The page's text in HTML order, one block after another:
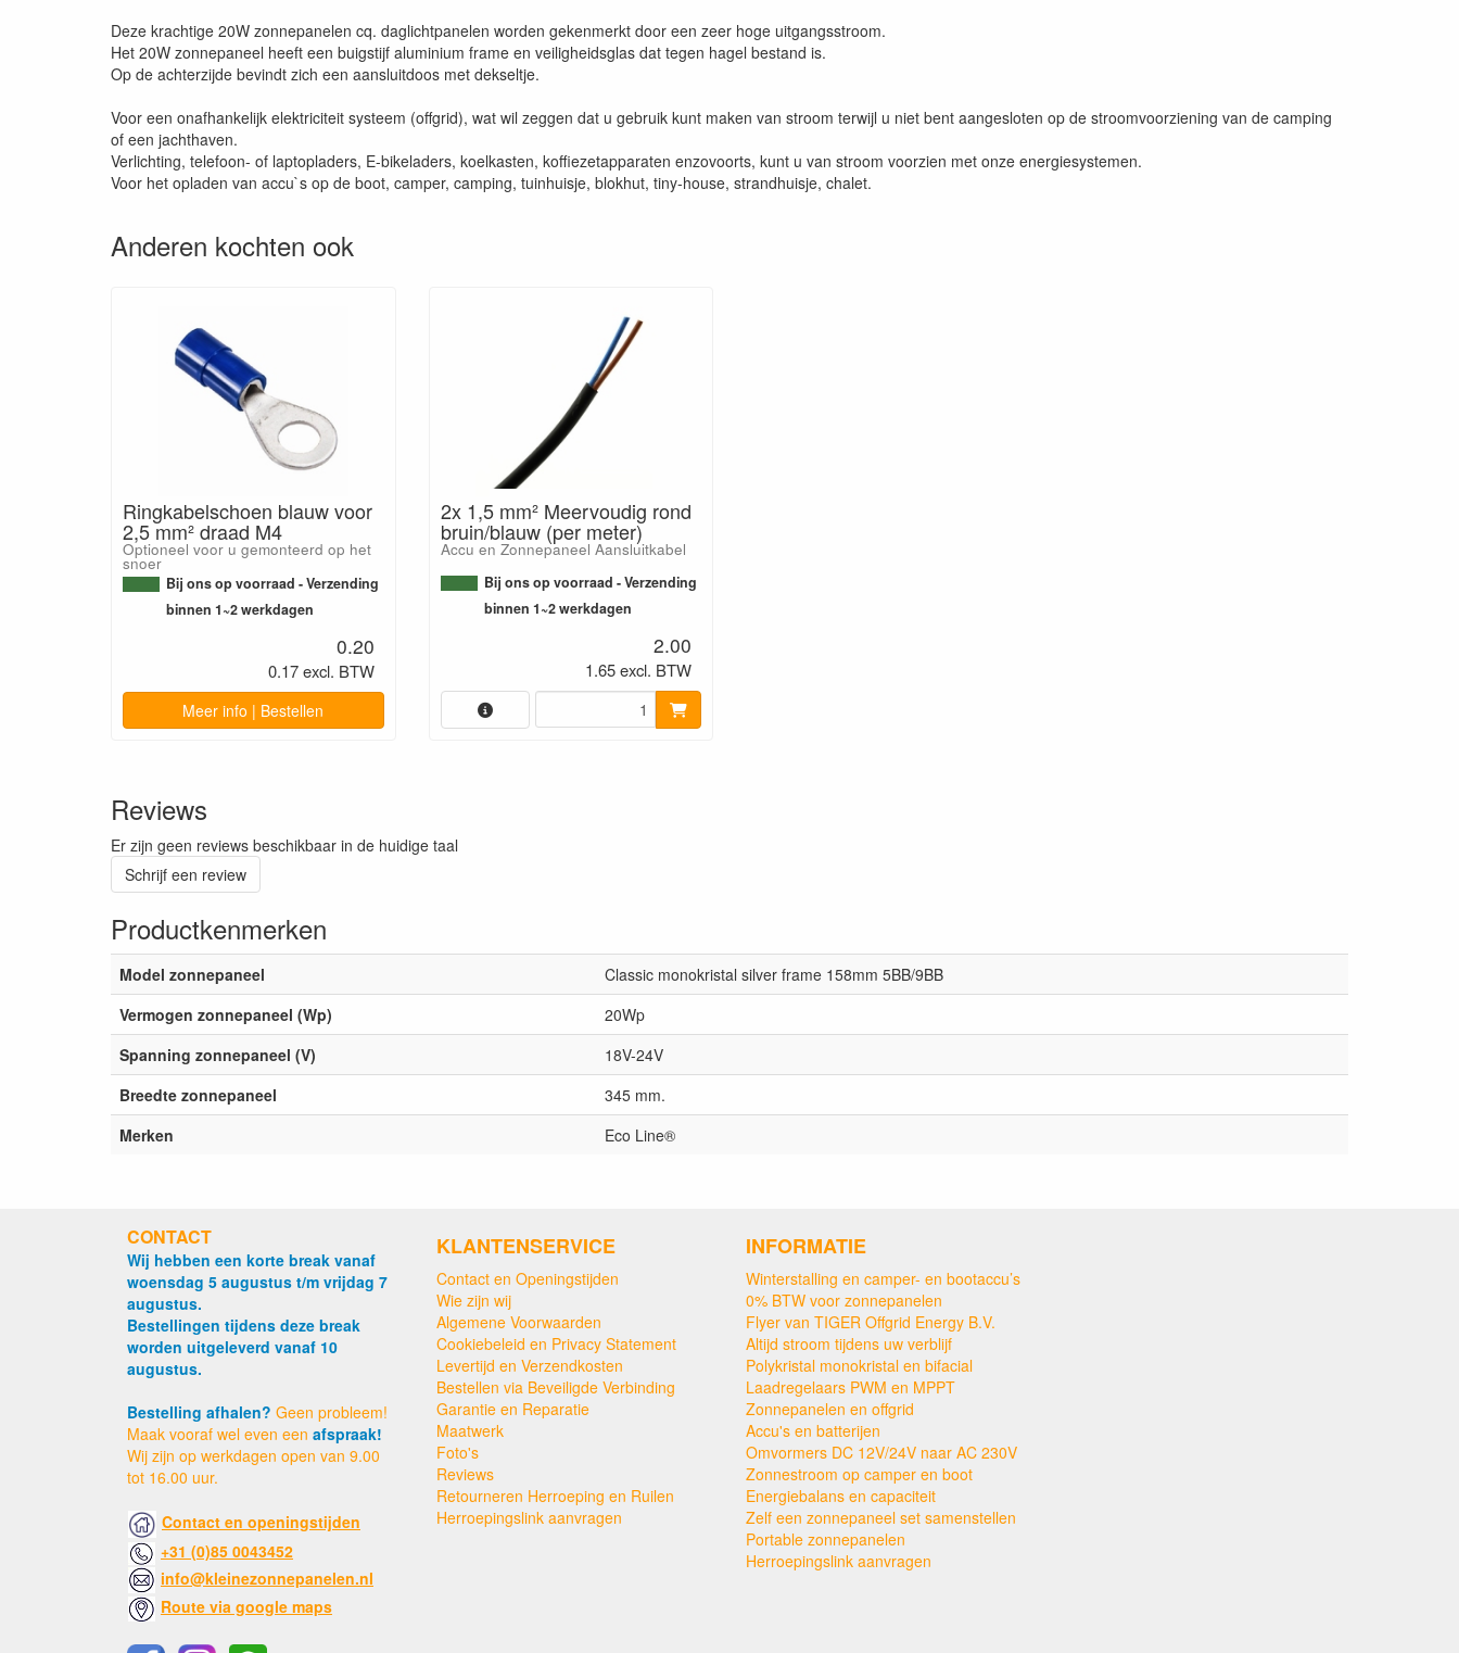
Deze krachtige 20W zonnepanelen cq. daglichtpanelen worden gekenmerkt door een zeer hoge uitgangsstroom.
Het 20W zonnepaneel heeft een buigstijf aluminium frame en veiligheidsglas dat tegen hagel bestand is.
Op de achterzijde bevindt zich een aansluitdoos met dekseltje.
Voor een onafhankelijk elektriciteit systeem (offgrid), wat wil zeggen dat u gebruik kunt maken van stroom terwijl u niet bent aangesloten op de stroomvoorziening van de camping
of een jachthaven.
Verlichting, telefoon- of laptopladers, E-bikeladers, koelkasten, koffiezetapparaten enzovoorts, kunt u van stroom voorzien met onze energiesystemen.
Voor het opladen van accu`s op de boot, camper, camping, tuinhuisje, blokhut, tiny-house, strandhuisje, chalet.
Anderen kochten ook
Ringkabelschoen blauw voor
2,5 mm² draad M4
Optioneel voor u gemonteerd op het
snoer
Bij ons op voorraad - Verzending
binnen 1~2 werkdagen
0.20
0.17 excl. BTW
Meer info | Bestellen
2x 1,5 mm² Meervoudig rond
bruin/blauw (per meter)
Accu en Zonnepaneel Aansluitkabel
Bij ons op voorraad - Verzending
binnen 1~2 werkdagen
2.00
1.65 excl. BTW
Reviews
Er zijn geen reviews beschikbaar in de huidige taal
Schrijf een review
Productkenmerken
Model zonnepaneel
Classic monokristal silver frame 158mm 5BB/9BB
Vermogen zonnepaneel (Wp)
20Wp
Spanning zonnepaneel (V)
18V-24V
Breedte zonnepaneel
345 mm.
Merken
Eco Line®
CONTACT
Wij hebben een korte break vanaf
woensdag 5 augustus t/m vrijdag 7
augustus.
Bestellingen tijdens deze break
worden uitgeleverd vanaf 10
augustus.
Bestelling afhalen? Geen probleem!
Maak vooraf wel even een afspraak!
Wij zijn op werkdagen open van 9.00
tot 16.00 uur.
Contact en openingstijden
+31 (0)85 0043452
info@kleinezonnepanelen.nl
Route via google maps
KLANTENSERVICE
Contact en Openingstijden
Wie zijn wij
Algemene Voorwaarden
Cookiebeleid en Privacy Statement
Levertijd en Verzendkosten
Bestellen via Beveiligde Verbinding
Garantie en Reparatie
Maatwerk
Foto's
Reviews
Retourneren Herroeping en Ruilen
Herroepingslink aanvragen
INFORMATIE
Winterstalling en camper- en bootaccu’s
0% BTW voor zonnepanelen
Flyer van TIGER Offgrid Energy B.V.
Altijd stroom tijdens uw verblijf
Polykristal monokristal en bifacial
Laadregelaars PWM en MPPT
Zonnepanelen en offgrid
Accu's en batterijen
Omvormers DC 12V/24V naar AC 230V
Zonnestroom op camper en boot
Energiebalans en capaciteit
Zelf een zonnepaneel set samenstellen
Portable zonnepanelen
Herroepingslink aanvragen